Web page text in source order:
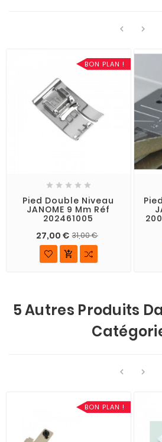
 
BON PLAN !
    
Pied Double Niveau
JANOME 9 Mm Réf
202461005
27,00 € 31,00 €

5 Autres Produits
 
BON PLAN !